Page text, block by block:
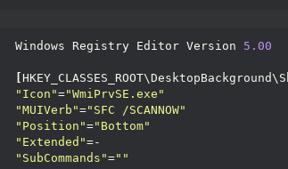
Windows Registry Editor Version 5.00
"Icon"="WmiPrvSE.exe"
"MUIVerb"="SFC /SCANNOW"
"Position"="Bottom"
"Extended"=-
"SubCommands"=""